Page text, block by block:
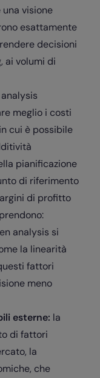
visione
esattamente
decisioni
ai volumi di
meglio i costi
cui è possibile
pianificazione
di riferimento
di profitto
analysis si
la linearità
fattori
meno
esterne: la
di fattori
la
che